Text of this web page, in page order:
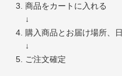
商品をカートに入れる
↓
購入商品とお届け場所、
↓
ご注文確定